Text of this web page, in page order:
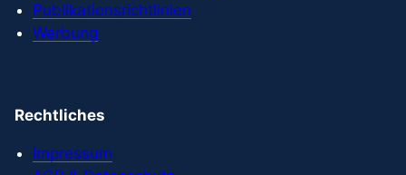
Publikationsrichtlinien
Werbung
Rechtliches
Impressum